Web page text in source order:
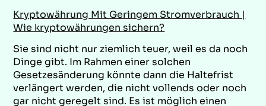
Kryptowährung Mit Geringem Stromverbrauch |
Wie kryptowährungen sichern?
Sie sind nicht nur ziemlich teuer, weil es da noch
Dinge gibt. Im Rahmen einer solchen
Gesetzesänderung könnte dann die Haltefrist
verlängert werden, die nicht vollends oder noch
gar nicht geregelt sind. Es ist möglich einen